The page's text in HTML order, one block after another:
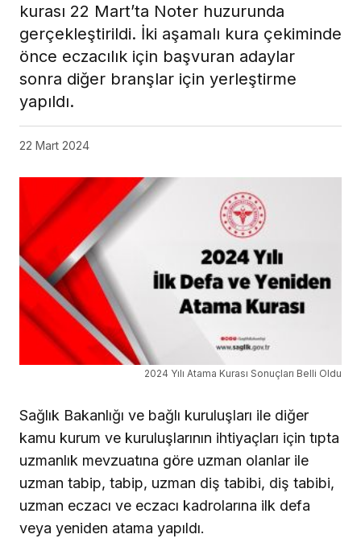
kurası 22 Mart’ta Noter huzurunda
gerçekleştirildi. İki aşamalı kura çekiminde
önce eczacılık için başvuran adaylar
sonra diğer branşlar için yerleştirme
yapıldı.
22 Mart 2024
2024 Yılı Atama Kurası Sonuçları Belli Oldu
Sağlık Bakanlığı ve bağlı kuruluşları ile diğer
kamu kurum ve kuruluşlarının ihtiyaçları için tıpta
uzmanlık mevzuatına göre uzman olanlar ile
uzman tabip, tabip, uzman diş tabibi, diş tabibi,
uzman eczacı ve eczacı kadrolarına ilk defa
veya yeniden atama yapıldı.